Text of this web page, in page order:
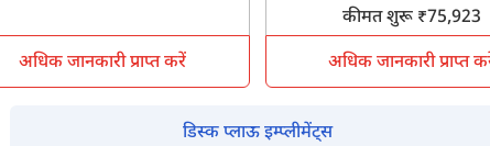
अधिक जानकारी प्राप्त करें
कीमत शुरू ₹75,923
अधिक जानकारी प्राप्त
डिस्क प्लाऊ इम्प्लीमेंट्स